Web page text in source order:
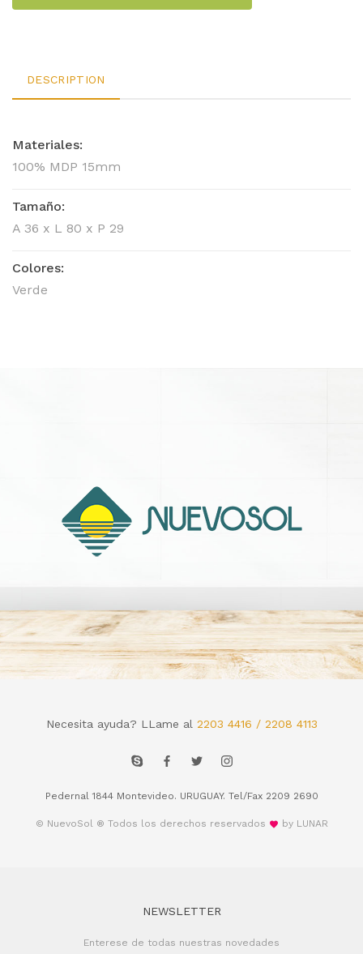
DESCRIPTION
Materiales:
100% MDP 15mm
Tamaño:
A 36 x L 80 x P 29
Colores:
Verde
Necesita ayuda? LLame al 2203 4416 / 2208 4113
Pedernal 1844 Montevideo. URUGUAY. Tel/Fax 2209 2690
© NuevoSol ® Todos los derechos reservados by LUNAR
NEWSLETTER
Enterese de todas nuestras novedades